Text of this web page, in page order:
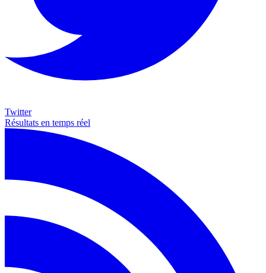
Twitter
Résultats en temps réel